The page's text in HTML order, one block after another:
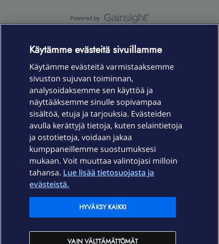
Laitteet & liittymät
Palvelut
Ajankohtaista
Elisa Oyj
In English
Käytämme evästeitä sivuillamme
Käytämme evästeitä varmistaaksemme
sivuston sujuvan toiminnan,
analysoidaksemme sen käyttöä ja
näyttääksemme sinulle sopivampaa
sisältöä, etuja ja tarjouksia. Evästeiden
avulla kerättyjä tietoja, kuten selaintietoja
ja ostotietoja, voidaan jakaa
kumppaneillemme suostumuksesi
mukaan. Voit muuttaa valintojasi milloin
tahansa. Lue lisää tietosuojasta ja
evästeistä.
VAIN VÄLTTÄMÄTTÖMÄT
HYVÄKSY KAIKKI